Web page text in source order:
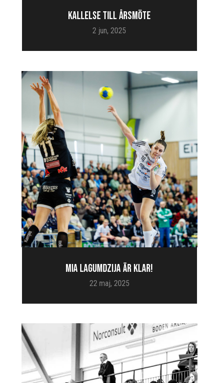
KALLELSE TILL ÅRSMÖTE
2 jun, 2025
MIA LAGUMDZIJA ÄR KLAR!
22 maj, 2025